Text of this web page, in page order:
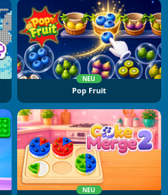
NEU
Pop Fruit
NEU